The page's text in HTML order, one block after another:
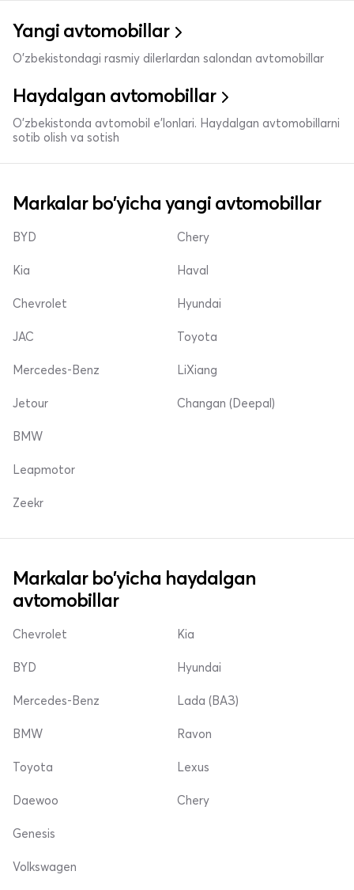
Yangi avtomobillar
O'zbekistondagi rasmiy dilerlardan salondan avtomobillar
Haydalgan avtomobillar
O'zbekistonda avtomobil e’lonlari. Haydalgan avtomobillarni
sotib olish va sotish
Markalar bo'yicha yangi avtomobillar
BYD
Kia
Chevrolet
Chery
Haval
Hyundai
JAC
Mercedes-Benz
Jetour
Toyota
LiXiang
Changan (Deepal)
BMW
Leapmotor
Zeekr
Markalar bo'yicha haydalgan
avtomobillar
Chevrolet
BYD
Mercedes-Benz
Kia
Hyundai
Lada (ВАЗ)
BMW
Toyota
Daewoo
Ravon
Lexus
Chery
Genesis
Volkswagen